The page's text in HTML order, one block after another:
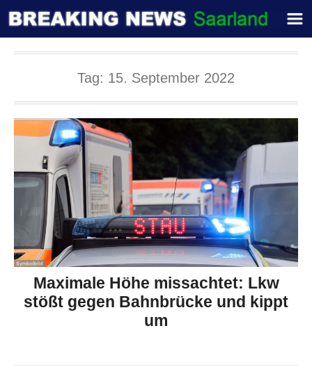
Tag: 15. September 2022
Maximale Höhe missachtet: Lkw
stößt gegen Bahnbrücke und kippt
um